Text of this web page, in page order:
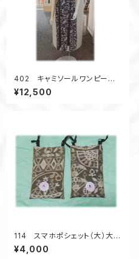
402 キャミソールワンピー
ス ジャンパースカート 紺色
系 着丈123ｃｍ オールシー
¥12,500
114 スマホポシェット（大）大島
紬 サコッシュ ポケット スマ
ートフォン
¥4,000